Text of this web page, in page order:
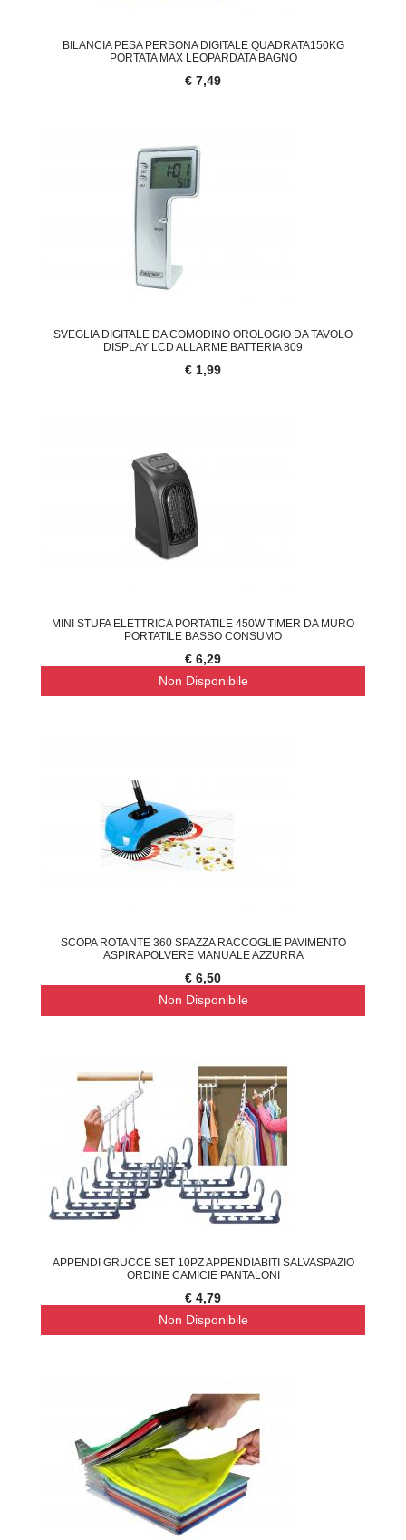
BILANCIA PESA PERSONA DIGITALE QUADRATA150KG
PORTATA MAX LEOPARDATA BAGNO
€ 7,49
SVEGLIA DIGITALE DA COMODINO OROLOGIO DA TAVOLO
DISPLAY LCD ALLARME BATTERIA 809
€ 1,99
MINI STUFA ELETTRICA PORTATILE 450W TIMER DA MURO
PORTATILE BASSO CONSUMO
€ 6,29
Non Disponibile
SCOPA ROTANTE 360 SPAZZA RACCOGLIE PAVIMENTO
ASPIRAPOLVERE MANUALE AZZURRA
€ 6,50
Non Disponibile
APPENDI GRUCCE SET 10PZ APPENDIABITI SALVASPAZIO
ORDINE CAMICIE PANTALONI
€ 4,79
Non Disponibile